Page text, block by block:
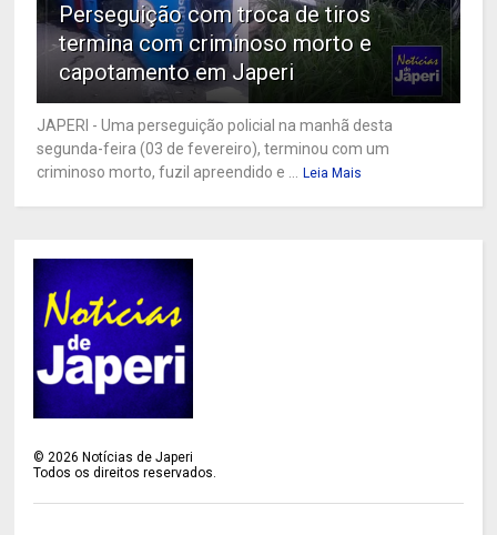
Perseguição com troca de tiros
termina com criminoso morto e
capotamento em Japeri
JAPERI - Uma perseguição policial na manhã desta
segunda-feira (03 de fevereiro), terminou com um
criminoso morto, fuzil apreendido e ...
Leia Mais
©2026 Notícias de Japeri
Todos os direitos reservados.